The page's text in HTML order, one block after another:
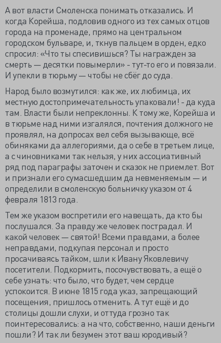
А вот власти Смоленска понимать отказались. И
когда Корейша, подловив одного из тех самых отцов
города на променаде, прямо на центральном
городском бульваре, и, ткнув пальцем в орден, едко
спросил: «Что ты спесивишься? Ты награжден за
смерть — десятки повымерли» - тут-то его и повязали.
И упекли в тюрьму — чтобы не сбёг до суда.
Народ было возмутился: как же, их любимца, их
местную достопримечательность упаковали! - да куда
там. Власти были непреклонны. К тому же, Корейша и
в тюрьме над ними изгалялся, почтения должного не
проявлял, на допросах вел себя вызывающе, всё
обиняками да аллегориями, да о себе в третьем лице,
а с чиновниками так нельзя, у них ассоциативный
ряд под параграфы заточен и сказок не приемлет. Вот
и признали его сумасшедшим да невменяемым — и
определили в смоленскую больничку указом от 4
февраля 1813 года.
Тем же указом воспретили его навещать, да кто бы
послушался. За правду же человек пострадал. И
какой человек — святой! Всеми правдами, а более
неправдами, подкупая персонал и просто
просачиваясь тайком, шли к Ивану Яковлевичу
посетители. Подкормить, посочувствовать, а ещё о
себе узнать: что было, что будет, чем сердце
успокоится. В июне 1815 года указ, запрещающий
посещения, пришлось отменить. А тут ещё и до
столицы дошли слухи, и оттуда грозно так
поинтересовались: а на что, собственно, наши деньги
пошли? И так ли безумен этот ваш юродивый?